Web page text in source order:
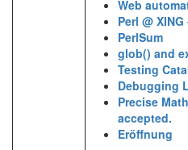
‎Web
‎Perl @
‎PerlSum‎
‎glob() and
‎Testing
‎Debugging
‎Precise
accepted.‎
‎Eröffnung‎